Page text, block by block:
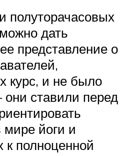
полуторачасовых
дать
представление о
курс, и не было
они ставили перед
йоги и
к полноценной